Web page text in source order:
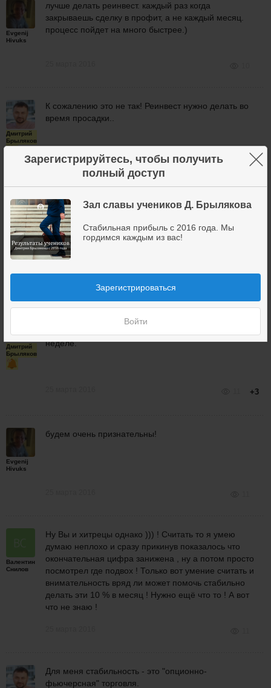
Зарегистрируйтесь, чтобы получить
полный доступ
Зал славы учеников Д. Брылякова
Стабильная прибыль с 2016 года. Мы
гордимся каждым из вас!
Зарегистрироваться
Войти
×
Evgenij
Hivuks
лучше делать реинвест. каждый раз когда
закрываешь сделку в профит, а не каждый месяц.
процесс пойдет на много быстрее.)
Дмитрий
Брыляков
К сожалению это не так! Реинвест нужно делать во
время просадки..
25 марта 2016
Evgenij
Hivuks
не вижу разницы. объясните пожалуйста.
Дмитрий
Брыляков
Давайте я лучше про это расскажу на вебинаре по
неделе.
+3
Evgenij
Hivuks
будем очень признательны!
Валентин
Снилов
Ну Вы и хитрецы однако ))) ! Считать то я умею
думаю неплохо и сразу прикинув показалось что
окончательная цифра занижена , ну а потом просто
посмотрел где подвох ! Только вот умение считать и
внимательность вряд ли может помочь стабильно
делать эти 10 % в месяц ! Нужно ещё что то ! А вот
что не знаю !
Для меня стабильность - это "опционно-
фьючерсная" торговля.